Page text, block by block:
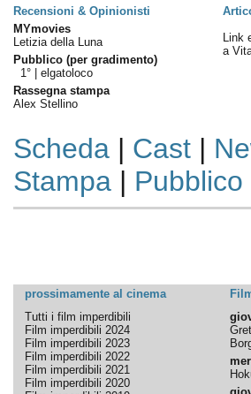
Recensioni & Opinionisti
MYmovies
Letizia della Luna
Pubblico (per gradimento)
1° | elgatoloco
Rassegna stampa
Alex Stellino
Link
a
Scheda| Cast|
Stampa| Pubblico
prossimamente al cinema
Tutti i film imperdibili
Film imperdibili 2024
Film imperdibili 2023
Film imperdibili 2022
Film imperdibili 2021
Film imperdibili 2020